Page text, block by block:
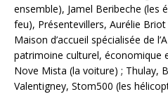
ensemble), Jamel Beribeche (les
feu), Présentevillers, Aurélie
Maison d’accueil spécialisée de
patrimoine culturel, économique
Nove Mista (la voiture) ; Thulay,
Valentigney, Stom500 (les